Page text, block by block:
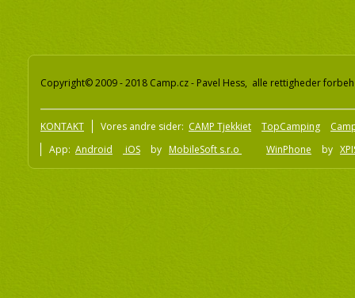
Copyright© 2009 - 2018 Camp.cz - Pavel Hess, alle rettigheder
KONTAKT Vores andre sider: CAMP Tjekkiet TopCamping
App: Android iOS by MobileSoft s.r.o WinPhone by